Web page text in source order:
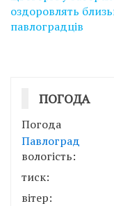
записів
оздоровлять
павлоградців
ПОГОДА
Погода
Павлоград
вологість:
тиск:
вітер: